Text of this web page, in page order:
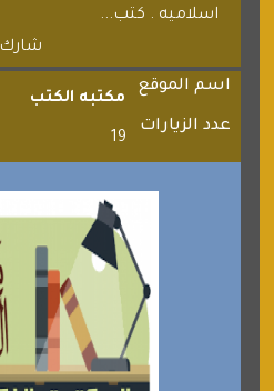
اسلاميه . كتب...
شارك
اسم الموقع
مكتبه الكتب
عدد الزيارات
19